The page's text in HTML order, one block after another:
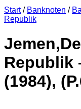
Start / Banknoten /
Republik
Republik
(1984),